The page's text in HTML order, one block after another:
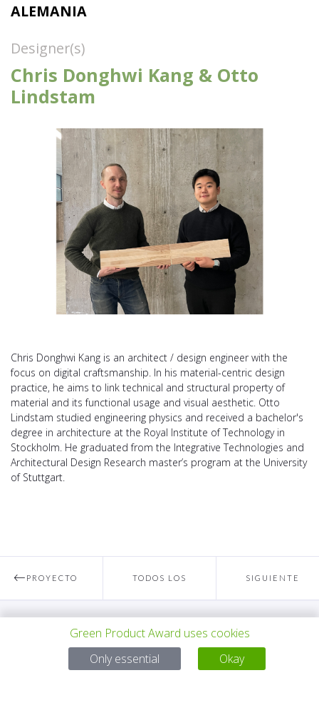
ALEMANIA
Designer(s)
Chris Donghwi Kang & Otto
Lindstam
Chris Donghwi Kang is an architect / design engineer with the
focus on digital craftsmanship. In his material-centric design
practice, he aims to link technical and structural property of
material and its functional usage and visual aesthetic. Otto
Lindstam studied engineering physics and received a bachelor's
degree in architecture at the Royal Institute of Technology in
Stockholm. He graduated from the Integrative Technologies and
Architectural Design Research master’s program at the University
of Stuttgart.
PROYECTO TODOS LOS SIGUIENTE
Para preguntas:
Mail:service@gp-award.com
Green Product Award uses cookies
Only essential
Okay